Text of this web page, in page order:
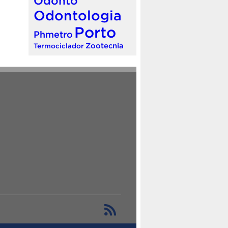
Odontologia
Phmetro Porto
Termociclador Zootecnia